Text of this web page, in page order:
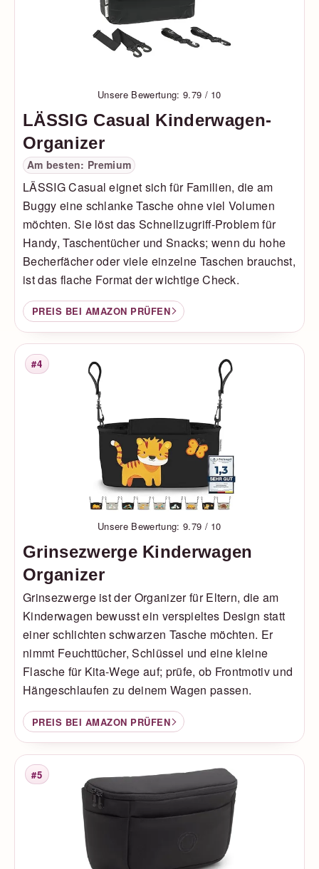
Unsere Bewertung: 9.79 / 10
LÄSSIG Casual Kinderwagen-
Organizer
Am besten: Premium
LÄSSIG Casual eignet sich für Familien, die am
Buggy eine schlanke Tasche ohne viel Volumen
möchten. Sie löst das Schnellzugriff-Problem für
Handy, Taschentücher und Snacks; wenn du hohe
Becherfächer oder viele einzelne Taschen brauchst,
ist das flache Format der wichtige Check.
PREIS BEI AMAZON PRÜFEN
Platzierung
#4
Unsere Bewertung: 9.79 / 10
Grinsezwerge Kinderwagen
Organizer
Grinsezwerge ist der Organizer für Eltern, die am
Kinderwagen bewusst ein verspieltes Design statt
einer schlichten schwarzen Tasche möchten. Er
nimmt Feuchttücher, Schlüssel und eine kleine
Flasche für Kita-Wege auf; prüfe, ob Frontmotiv und
Hängeschlaufen zu deinem Wagen passen.
PREIS BEI AMAZON PRÜFEN
Platzierung
#5